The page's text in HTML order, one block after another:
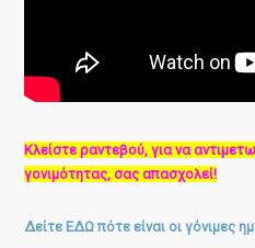
Κλείστε ραντεβού, για να
γονιμότητας, σας απασχολεί!
Δείτε ΕΔΩ πότε είναι οι γόνιμες